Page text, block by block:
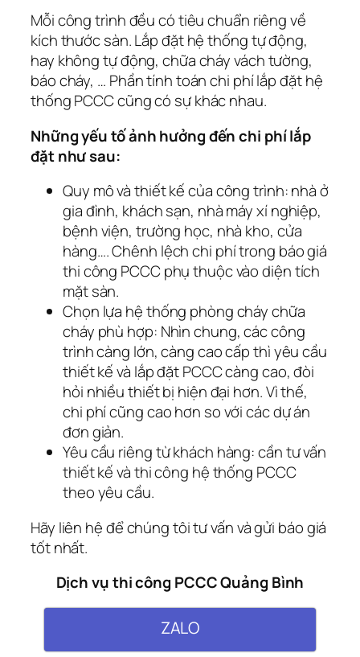
Mỗi công trình đều có tiêu chuẩn riêng về
kích thước sàn. Lắp đặt hệ thống tự động,
hay không tự động, chữa cháy vách tường,
báo cháy, … Phần tính toán chi phí lắp đặt hệ
thống PCCC cũng có sự khác nhau.
Những yếu tố ảnh hưởng đến chi phí lắp
đặt như sau:
Quy mô và thiết kế của công trình: nhà ở
gia đình, khách sạn, nhà máy xí nghiệp,
bệnh viện, trường học, nhà kho, cửa
hàng…. Chênh lệch chi phí trong báo giá
thi công PCCC phụ thuộc vào diện tích
mặt sàn.
Chọn lựa hệ thống phòng cháy chữa
cháy phù hợp: Nhìn chung, các công
trình càng lớn, càng cao cấp thì yêu cầu
thiết kế và lắp đặt PCCC càng cao, đòi
hỏi nhiều thiết bị hiện đại hơn. Vì thế,
chi phí cũng cao hơn so với các dự án
đơn giản.
Yêu cầu riêng từ khách hàng: cần tư vấn
thiết kế và thi công hệ thống PCCC
theo yêu cầu.
Hãy liên hệ để chúng tôi tư vấn và gửi báo giá
tốt nhất.
Dịch vụ thi công PCCC Quảng Bình
ZALO